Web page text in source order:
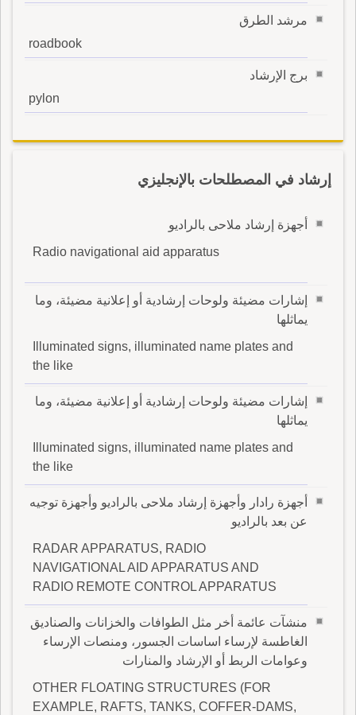
مرشد الطرق
roadbook
برج الإرشاد
pylon
إرشاد في المصطلحات بالإنجليزي
أجهزة إرشاد ملاحى بالراديو
Radio navigational aid apparatus
إشارات مضيئة ولوحات إرشادية أو إعلانية مضيئة، وما
يماثلها
Illuminated signs, illuminated name plates and
the like
إشارات مضيئة ولوحات إرشادية أو إعلانية مضيئة، وما
يماثلها
Illuminated signs, illuminated name plates and
the like
أجهزة رادار وأجهزة إرشاد ملاحى بالراديو وأجهزة توجيه
عن بعد بالراديو
RADAR APPARATUS, RADIO
NAVIGATIONAL AID APPARATUS AND
RADIO REMOTE CONTROL APPARATUS
منشآت عائمة أخر مثل الطوافات والخزانات والصناديق
الغاطسة لإرساء اساسات الجسور، ومنصات الإرساء
وعوامات الربط أو الإرشاد والمنارات
OTHER FLOATING STRUCTURES (FOR
EXAMPLE, RAFTS, TANKS, COFFER-DAMS,